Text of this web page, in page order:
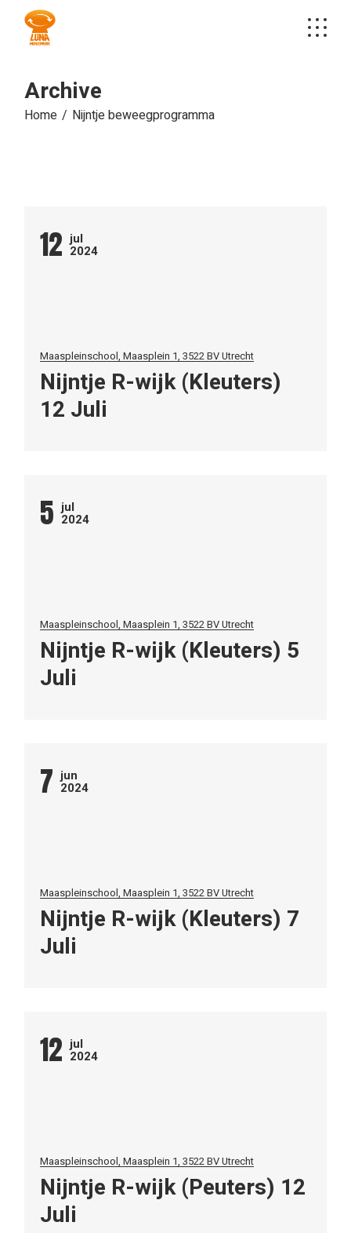
content
Archive
Home Nijntje beweegprogramma
12 jul
2024
Maaspleinschool, Maasplein 1, 3522 BV Utrecht
Nijntje R-wijk (Kleuters)
12 Juli
5 jul
2024
Maaspleinschool, Maasplein 1, 3522 BV Utrecht
Nijntje R-wijk (Kleuters) 5
Juli
7 jun
2024
Maaspleinschool, Maasplein 1, 3522 BV Utrecht
Nijntje R-wijk (Kleuters) 7
Juli
12 jul
2024
Maaspleinschool, Maasplein 1, 3522 BV Utrecht
Nijntje R-wijk (Peuters) 12
Juli